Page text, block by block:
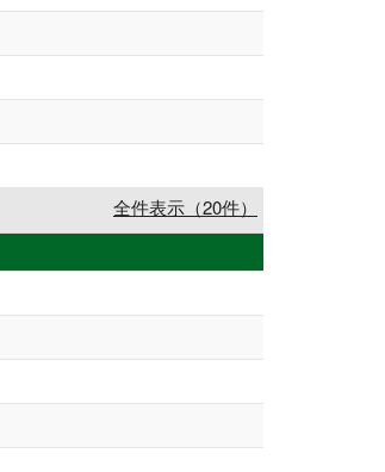
全件表示（20件）